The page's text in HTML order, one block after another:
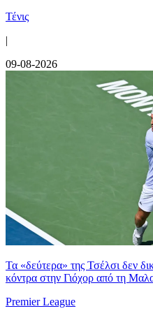
Τένις
|
09-08-2026
Τα «δεύτερα» της Τσέλσι δεν
κόντρα στην Γιόχορ από τη
Premier League